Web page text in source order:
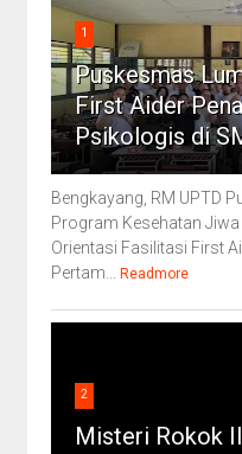
1
Puskesmas
First Aider
Psikologis di
Bengkayang, RM UPTD
Program Kesehatan
Orientasi Fasilitasi First
Pertam...
Readmore
2
Misteri Rokok